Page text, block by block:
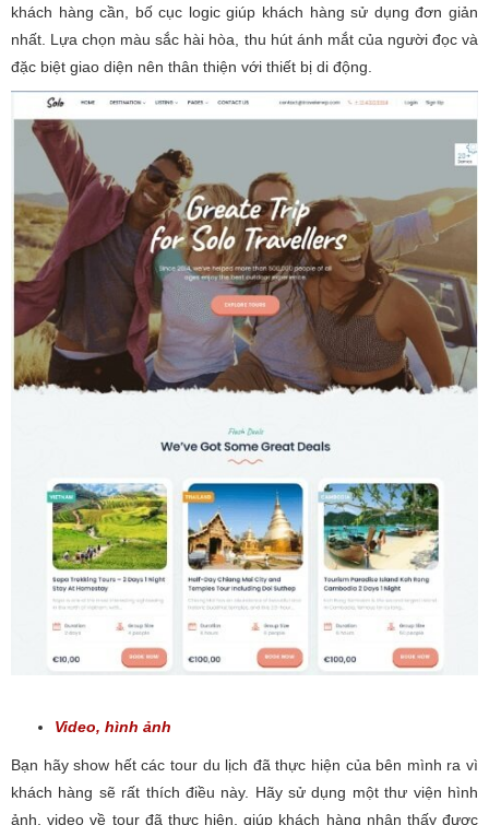
khách hàng cần, bố cục logic giúp khách hàng sử dụng đơn giản
nhất. Lựa chọn màu sắc hài hòa, thu hút ánh mắt của người đọc và
đặc biệt giao diện nên thân thiện với thiết bị di động.
Video, hình ảnh
Bạn hãy show hết các tour du lịch đã thực hiện của bên mình ra vì
khách hàng sẽ rất thích điều này. Hãy sử dụng một thư viện hình
ảnh, video về tour đã thực hiện, giúp khách hàng nhận thấy được